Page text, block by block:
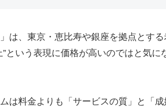
は、東京・恵比寿や銀座を拠点とす
という表現に価格が高いのではと気
は料金よりも「サービスの質」と「